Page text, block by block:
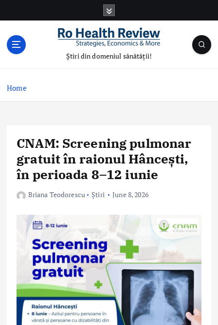
Știri din domeniul sănătății!
Home
CNAM: Screening pulmonar
gratuit în raionul Hâncești,
în perioada 8–12 iunie
Briana Teodorescu Știri June 8, 2026